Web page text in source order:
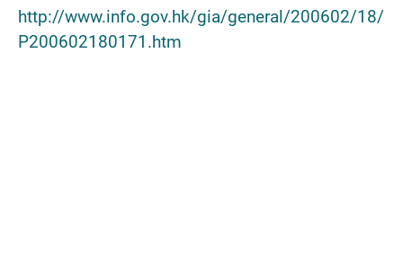
http://www.info.gov.hk/gia/general/200602/18/
P200602180171.htm